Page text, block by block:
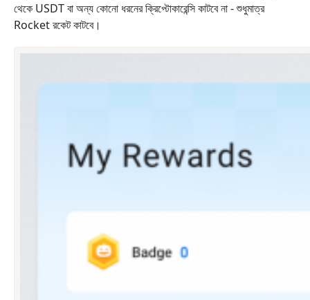
থেকে USDT বা অন্য কোনো ধরনের ক্রিপ্টোকারেন্সি কাটবে না - শুধুমাত্র
Rocketরকেট কাটবে।